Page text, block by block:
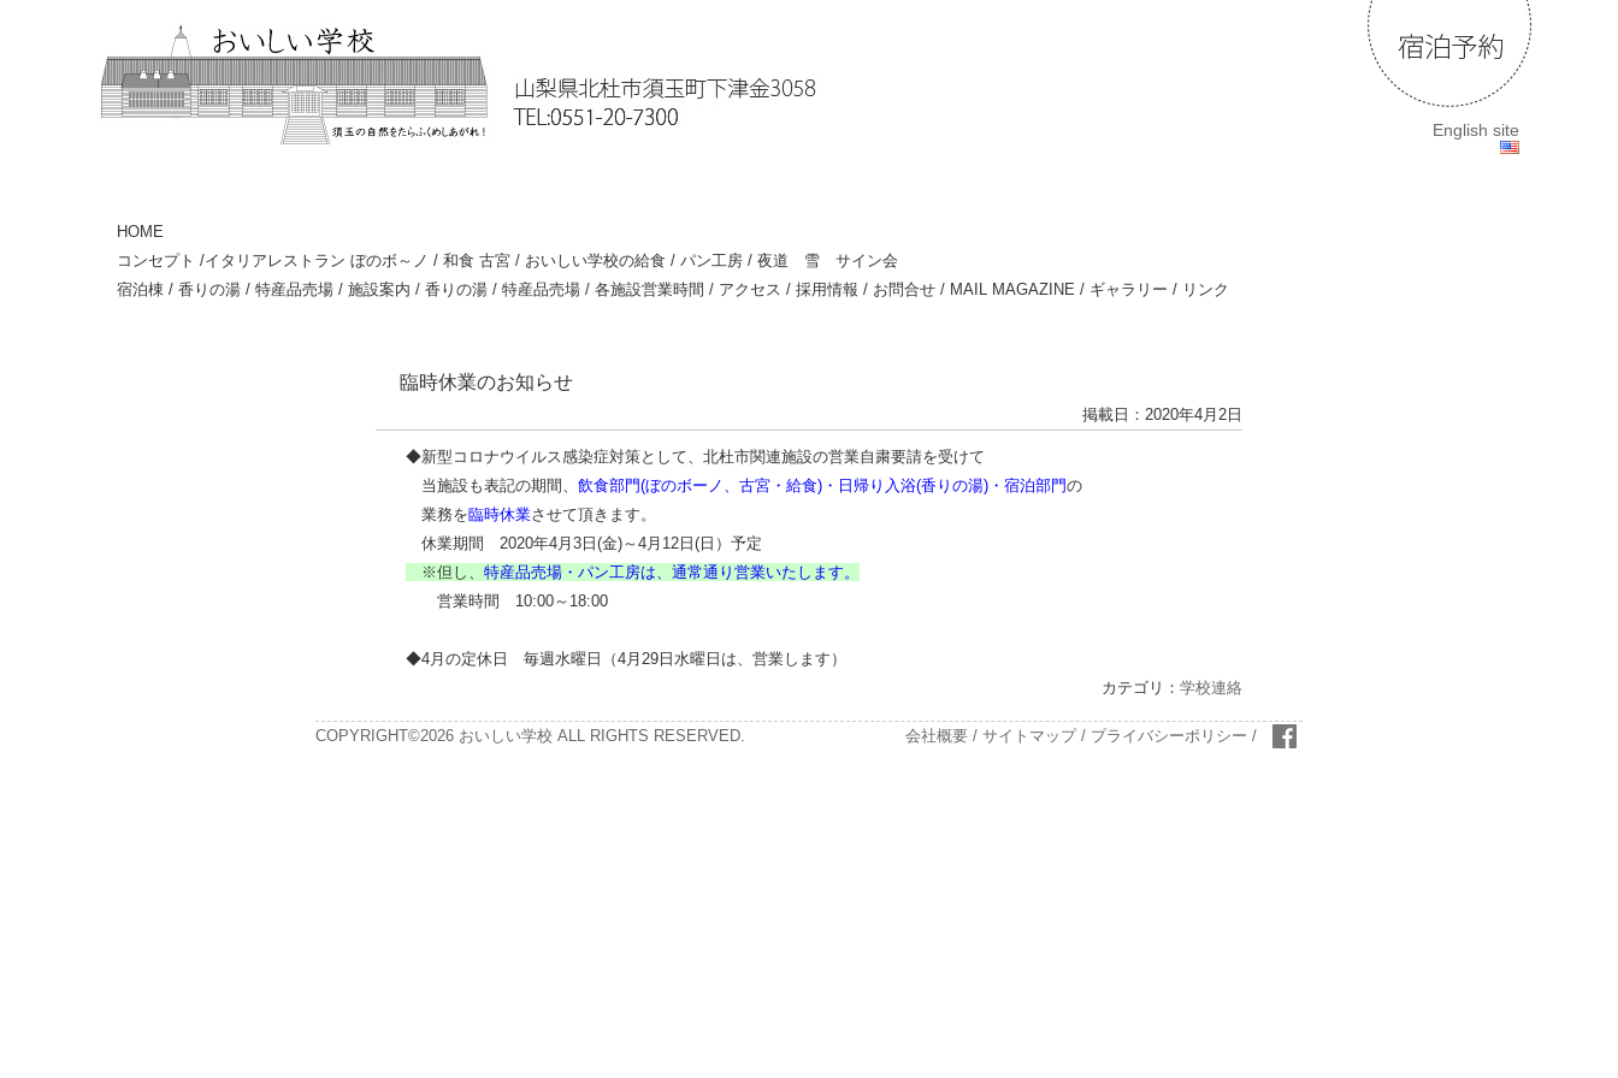
English site
HOME
コンセプト /イタリアレストラン ぼのボ～ノ / 和食 古宮 / おいしい学校の給食 / パン工房 / 夜道 雪 サイン会
宿泊棟 / 香りの湯 / 特産品売場 / 施設案内 / 香りの湯 / 特産品売場 / 各施設営業時間 / アクセス / 採用情報 / お問合せ / MAIL MAGAZINE / ギャラリー / リンク
臨時休業のお知らせ
掲載日：2020年4月2日
◆新型コロナウイルス感染症対策として、北杜市関連施設の営業自粛要請を受けて
当施設も表記の期間、 飲食部門(ぼのボーノ、古宮・給食)・日帰り入浴(香りの湯)・宿泊部門の
業務を臨時休業させて頂きます。
休業期間 2020年4月3日(金)～4月12日(日）予定
※但し、 特産品売場・パン工房は、通常通り営業いたします。
営業時間 10:00～18:00
◆4月の定休日 毎週水曜日（4月29日水曜日は、営業します）
カテゴリ： 学校連絡
会社概要 / サイトマップ/ プライバシーポリシー /
COPYRIGHT©2026 おいしい学校 ALL RIGHTS RESERVED.